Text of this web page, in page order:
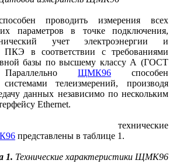
проводить измерения всех
параметров в точке подключения,
учет электроэнергии и
ПКЭ в соответствии с требованиями
базы по высшему классу А (ГОСТ
Параллельно ЩМК96 способен
телеизмерений, производя
данных независимо по нескольким
Ethernet.
технические
представлены в таблице 1.
1. Технические характеристики ЩМК96